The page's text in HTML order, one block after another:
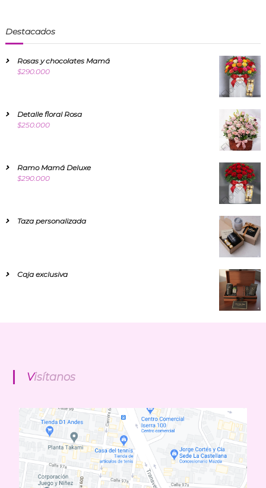
Destacados
Rosas y chocolates Mamá
$290.000
Detalle floral Rosa
$250.000
Ramo Mamá Deluxe
$290.000
Taza personalizada
Caja exclusiva
Visítanos